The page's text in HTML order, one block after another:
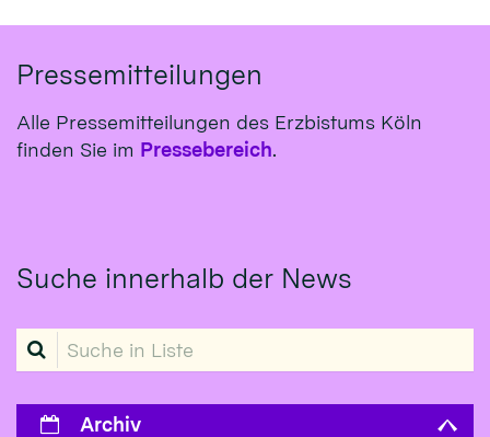
Pressemitteilungen
Alle Pressemitteilungen des Erzbistums Köln
finden Sie im Pressebereich.
Suche innerhalb der News
Suche in Liste
Archiv